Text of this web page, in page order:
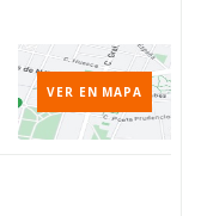
VER EN MAPA